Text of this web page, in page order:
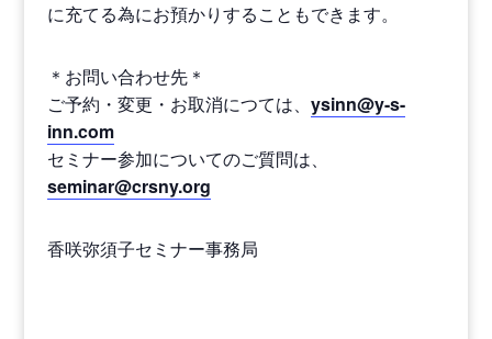
に充てる為にお預かりすることもできます。
＊お問い合わせ先＊
ご予約・変更・お取消につては、 ysinn@y-s-
inn.com
セミナー参加についてのご質問は、
seminar@crsny.org
香咲弥須子セミナー事務局